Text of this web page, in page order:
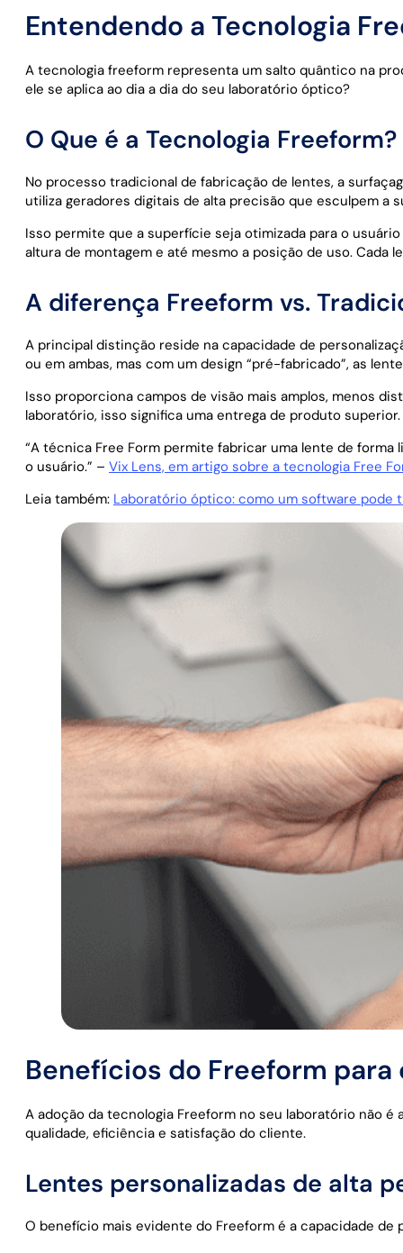
Entendendo a Tecnologia
A tecnologia freeform representa um salto quântico na
ele se aplica ao dia a dia do seu laboratório óptico?
O Que é a Tecnologia Freeform?
No processo tradicional de fabricação de lentes, a
utiliza geradores digitais de alta precisão que esculpem a
Isso permite que a superfície seja otimizada para o
altura de montagem e até mesmo a posição de uso. Cada
A diferença Freeform vs.
A principal distinção reside na capacidade de
ou em ambas, mas com um design “pré-fabricado”, as
Isso proporciona campos de visão mais amplos, menos
laboratório, isso significa uma entrega de produto superior.
“A técnica Free Form permite fabricar uma lente de
o usuário.” – Vix Lens, em artigo sobre a tecnologia Free
Leia também: Laboratório óptico: como um software pode
Benefícios do Freeform
A adoção da tecnologia Freeform no seu laboratório não
qualidade, eficiência e satisfação do cliente.
Lentes personalizadas de alta
O benefício mais evidente do Freeform é a capacidade